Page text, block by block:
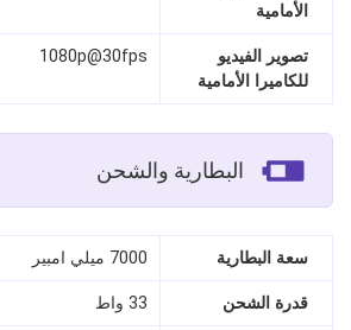
الأمامية
تصوير الفيديو
للكاميرا الأمامية
1080p@30fps
البطارية والشحن
سعة البطارية 7000 ميلي امبير
قدرة الشحن 33 واط